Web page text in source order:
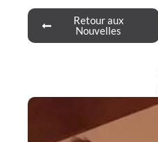
Retour aux
Nouvelles